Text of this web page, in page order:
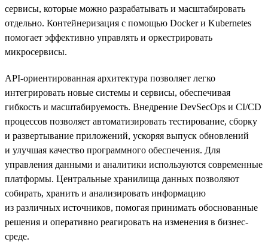
сервисы, которые можно разрабатывать и масштабировать
отдельно. Контейнеризация с помощью Docker и Kubernetes
помогает эффективно управлять и оркестрировать
микросервисы.
API-ориентированная архитектура позволяет легко
интегрировать новые системы и сервисы, обеспечивая
гибкость и масштабируемость. Внедрение DevSecOps и CI/CD
процессов позволяет автоматизировать тестирование, сборку
и развертывание приложений, ускоряя выпуск обновлений
и улучшая качество программного обеспечения. Для
управления данными и аналитики используются современные
платформы. Центральные хранилища данных позволяют
собирать, хранить и анализировать информацию
из различных источников, помогая принимать обоснованные
решения и оперативно реагировать на изменения в бизнес-
среде.